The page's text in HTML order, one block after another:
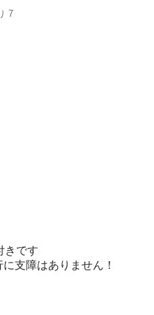
7
きです
支障はありません！